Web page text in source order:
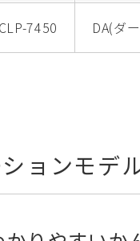
7450 DA(ダ
ョンモデ